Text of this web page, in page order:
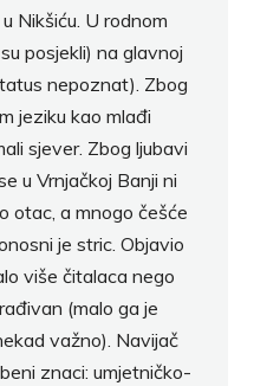
Nikšiću. U rodnom
posjekli) na glavnoj
nepoznat). Zbog
jeziku kao mlađi
sjever. Zbog ljubavi
u Vrnjačkoj Banji ni
otac, a mnogo češće
je stric. Objavio
više čitalaca nego
(malo ga je
važno). Navijač
znaci: umjetničko-